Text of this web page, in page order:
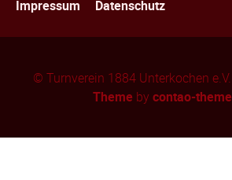
überspringen
Impressum Datenschutz
© Turnverein 1884 Unterkochen
Themeby contao-